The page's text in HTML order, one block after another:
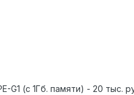
G1 (с 1Гб. памяти) - 20 тыс.